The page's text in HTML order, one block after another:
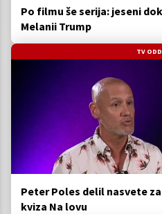
Po filmu še serija: jeseni
Melanii Trump
TV
Peter Poles delil nasvete
kviza Na lovu